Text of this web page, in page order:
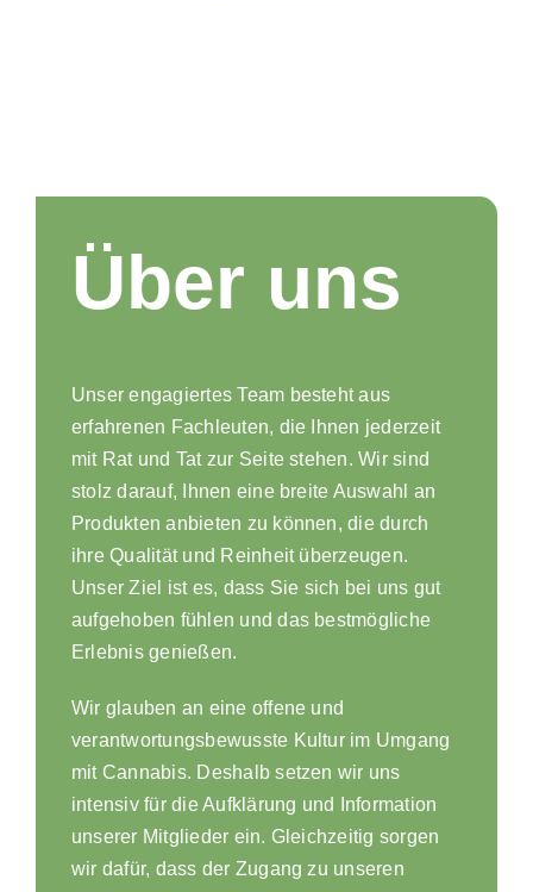
Über uns
Unser engagiertes Team besteht aus
erfahrenen Fachleuten, die Ihnen jederzeit
mit Rat und Tat zur Seite stehen. Wir sind
stolz darauf, Ihnen eine breite Auswahl an
Produkten anbieten zu können, die durch
ihre Qualität und Reinheit überzeugen.
Unser Ziel ist es, dass Sie sich bei uns gut
aufgehoben fühlen und das bestmögliche
Erlebnis genießen.
Wir glauben an eine offene und
verantwortungsbewusste Kultur im Umgang
mit Cannabis. Deshalb setzen wir uns
intensiv für die Aufklärung und Information
unserer Mitglieder ein. Gleichzeitig sorgen
wir dafür, dass der Zugang zu unseren